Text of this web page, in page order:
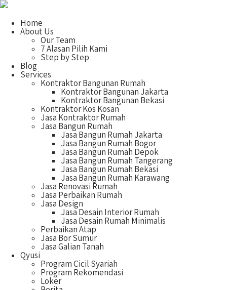
Home
About Us
Our Team
7 Alasan Pilih Kami
Step by Step
Blog
Services
Kontraktor Bangunan Rumah
Kontraktor Bangunan Jakarta
Kontraktor Bangunan Bekasi
Kontraktor Kos Kosan
Jasa Kontraktor Rumah
Jasa Bangun Rumah
Jasa Bangun Rumah Jakarta
Jasa Bangun Rumah Bogor
Jasa Bangun Rumah Depok
Jasa Bangun Rumah Tangerang
Jasa Bangun Rumah Bekasi
Jasa Bangun Rumah Karawang
Jasa Renovasi Rumah
Jasa Perbaikan Rumah
Jasa Design
Jasa Desain Interior Rumah
Jasa Desain Rumah Minimalis
Perbaikan Atap
Jasa Bor Sumur
Jasa Galian Tanah
Qyusi
Program Cicil Syariah
Program Rekomendasi
Loker